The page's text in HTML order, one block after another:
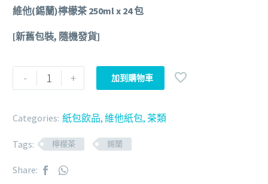
維他(錫蘭)檸檬茶 250ml x 24 包
[新舊包裝, 隨機發貨]
- + 加到購物車
Categories: 紙包飲品, 維他紙包, 茶類
Tags: 檸檬茶 錫蘭
Share: